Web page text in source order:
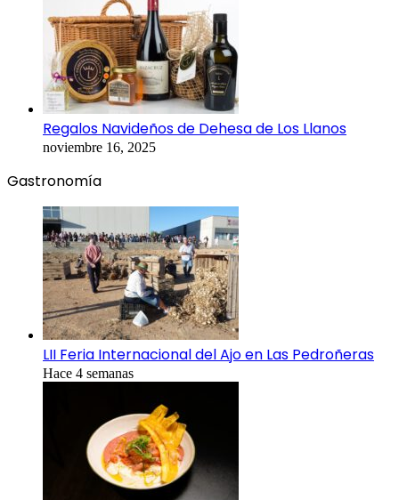
Regalos Navideños de Dehesa de Los Llanos
noviembre 16, 2025
Gastronomía
LII Feria Internacional del Ajo en Las Pedroñeras
Hace 4 semanas